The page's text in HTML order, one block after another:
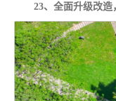
23、全面升级改